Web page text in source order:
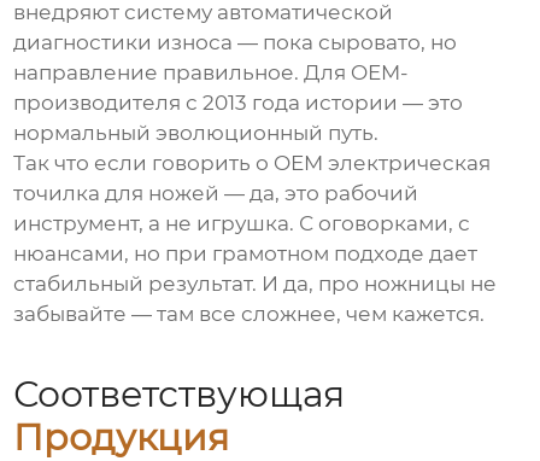
внедряют систему автоматической
диагностики износа — пока сыровато, но
направление правильное. Для OEM-
производителя с 2013 года истории — это
нормальный эволюционный путь.
Так что если говорить о OEM электрическая
точилка для ножей — да, это рабочий
инструмент, а не игрушка. С оговорками, с
нюансами, но при грамотном подходе дает
стабильный результат. И да, про ножницы не
забывайте — там все сложнее, чем кажется.
Соответствующая
Продукция